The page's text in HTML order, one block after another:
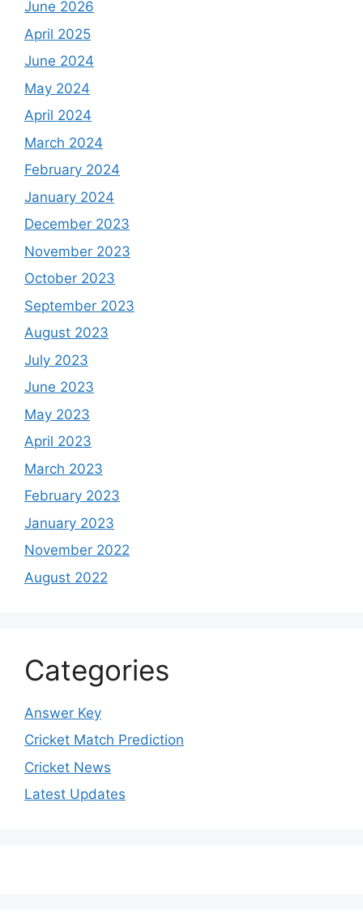
June 2026
April 2025
June 2024
May 2024
April 2024
March 2024
February 2024
January 2024
December 2023
November 2023
October 2023
September 2023
August 2023
July 2023
June 2023
May 2023
April 2023
March 2023
February 2023
January 2023
November 2022
August 2022
Categories
Answer Key
Cricket Match Prediction
Cricket News
Latest Updates